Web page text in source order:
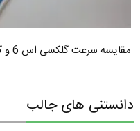
مقایسه سرعت گلکسی اس 6 و گلکسی اس 5
دانستنی های جالب